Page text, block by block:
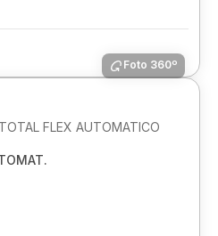
Foto 360º
FLEX AUTOMATICO